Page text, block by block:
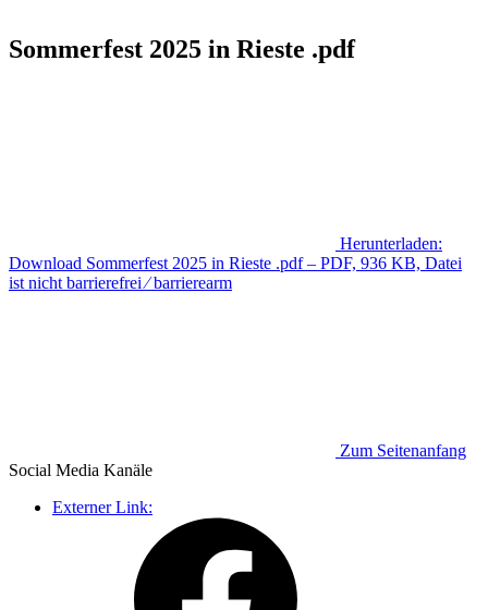
Sommerfest 2025 in Rieste .pdf
Herunterladen:
Download Sommerfest 2025 in Rieste .pdf – PDF, 936 KB, Datei
ist nicht barrierefrei ⁄ barrierearm
Zum Seitenanfang
Social Media Kanäle
Externer Link: